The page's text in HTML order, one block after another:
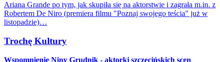
Ariana Grande po tym, jak skupiła się na aktorstwie i zagrała m.in. z
Robertem De Niro (premiera filmu "Poznaj swojego teścia" już w
listopadzie)…
Trochę Kultury
Wspomnienie Niny Grudnik - aktorki szczecińskich scen